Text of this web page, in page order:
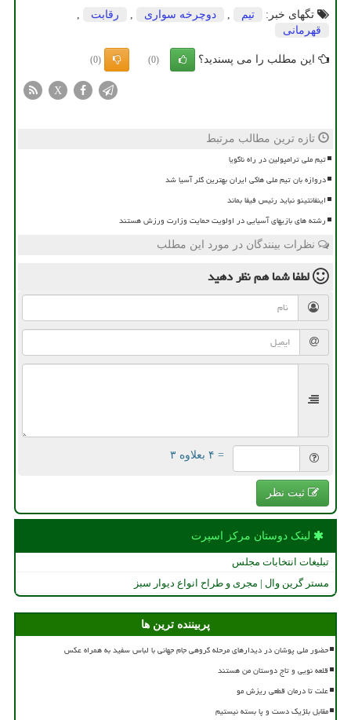
تگهای خبر:
تیم دوچرخه سواری رقابت
قهرمانی
این مطلب را می پسندید؟ (0)
(0)
X
تازه ترین مطالب مرتبط
تیم ملی ترامپولین در راه ناگویا
دروازه بان تیم ملی هاکی ایران بهترین گلر آسیا شد
اینفانتینو نباید رئیس فیفا بماند
رشته های بازیهای آسیایی در اولویت حمایت وزارت ورزش هستند
نظرات بینندگان در مورد این مطلب
لطفا شما همنظر دهید
= ۴ بعلاوه ۳
ثبت نظر
لینک دوستان مركز اسپرت
تبلیغات انتخابات مجلس
مستر گرین وال | مجری و طراح انواع دیوار سبز
پربیننده ترین ها
حضور ملی پوشان در دیدارهای مرحله گروهی جام جهانی با لباس سفید به همراه عکس
قلعه نویی و تاج دوستان من هستند
علت تا درمان قطعی ریزش مو
مقابل بلژیک دست و پا بسته نیستیم